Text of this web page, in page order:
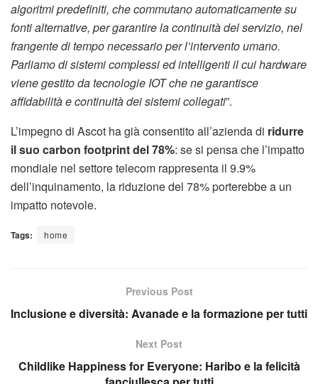
algoritmi prede­finiti, che commutano automaticamente su
fonti alternative, per garantire la continuità del servizio, nel
frangente di tempo necessario per l’intervento umano.
Parliamo di sistemi complessi ed intelligenti il cui hardware
viene gestito da tecnologie IOT che ne garantisce
affidabilità e continuità dei sistemi collegati”.
L’impegno di Ascot ha già consentito all’azienda di ridurre
il suo carbon footprint del 78%: se si pensa che l’impatto
mondiale nel settore telecom rappresenta il 9.9%
dell’inquinamento, la riduzione del 78% porterebbe a un
impatto notevole.
Tags: home
Previous Post
Inclusione e diversità: Avanade e la formazione per tutti
Next Post
Childlike Happiness for Everyone: Haribo e la felicità